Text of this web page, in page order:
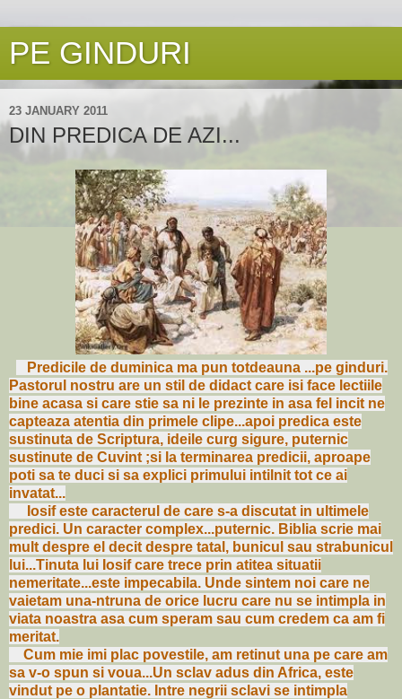
PE GINDURI
23 JANUARY 2011
DIN PREDICA DE AZI...
Predicile de duminica ma pun totdeauna ...pe ginduri.
Pastorul nostru are un stil de didact care isi face lectiile
bine acasa si care stie sa ni le prezinte in asa fel incit ne
capteaza atentia din primele clipe...apoi predica este
sustinuta de Scriptura, ideile curg sigure, puternic
sustinute de Cuvint ;si la terminarea predicii, aproape
poti sa te duci si sa explici primului intilnit tot ce ai
invatat...
Iosif este caracterul de care s-a discutat in ultimele
predici. Un caracter complex...puternic. Biblia scrie mai
mult despre el decit despre tatal, bunicul sau strabunicul
lui...Tinuta lui Iosif care trece prin atitea situatii
nemeritate...este impecabila. Unde sintem noi care ne
vaietam una-ntruna de orice lucru care nu se intimpla in
viata noastra asa cum speram sau cum credem ca am fi
meritat.
Cum mie imi plac povestile, am retinut una pe care am
sa v-o spun si voua...Un sclav adus din Africa, este
vindut pe o plantatie. Intre negrii sclavi se intimpla